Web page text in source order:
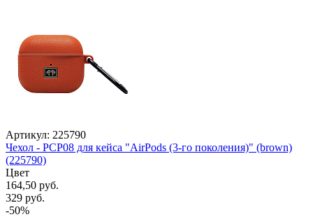
Артикул: 225790
Чехол - PCP08 для кейса "AirPods (3-го поколения)" (brown)
(225790)
Цвет
164,50 руб.
329 руб.
-50%